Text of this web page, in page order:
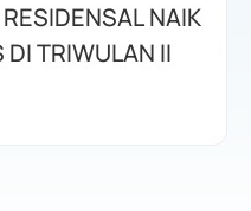
NAIK
DI TRIWULAN II